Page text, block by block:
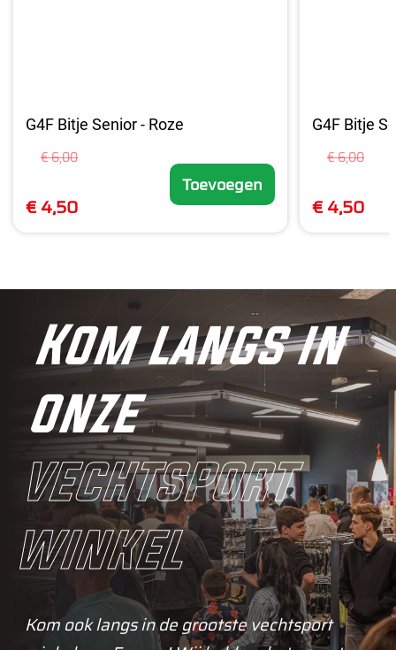
G4F Bitje Senior - Roze
€ 6,00
€ 4,50
Toevoegen
G4F Bitje
€ 6,00
€ 4,50
Kom langs in
onze
vechtsport
winkel
Kom ook langs in de grootste vechtsport